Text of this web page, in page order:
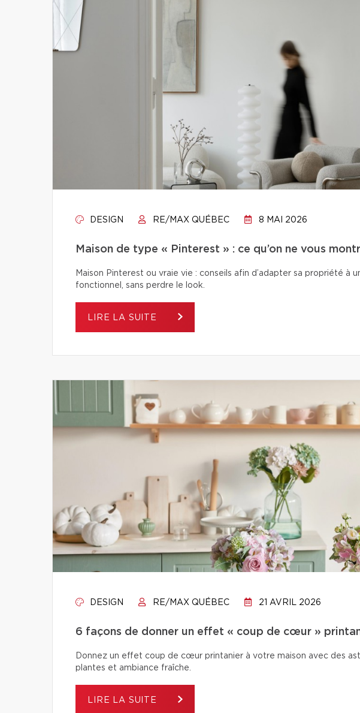
DESIGN RE/MAX QUÉBEC 8 MAI 2026
Maison de type « Pinterest » : ce qu’on ne vous
Maison Pinterest ou vraie vie : conseils afin d’adapter sa propriété à
fonctionnel, sans perdre le look.
LIRE LA SUITE
DESIGN RE/MAX QUÉBEC 21 AVRIL 2026
6 façons de donner un effet « coup de cœur »
Donnez un effet coup de cœur printanier à votre maison avec des
plantes et ambiance fraîche.
LIRE LA SUITE